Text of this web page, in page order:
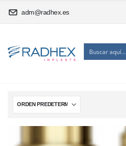
adm@radhex.es